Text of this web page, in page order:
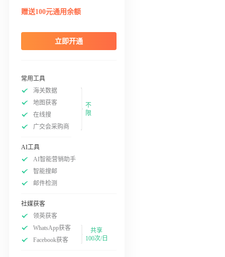
赠送100元通用余额
立即开通
常用工具
海关数据
地图获客
在线搜
广交会采购商
不
限
AI工具
AI智能营销助手
智能搜邮
邮件检测
社媒获客
领英获客
WhatsApp获客
Facebook获客
共享
100次/日